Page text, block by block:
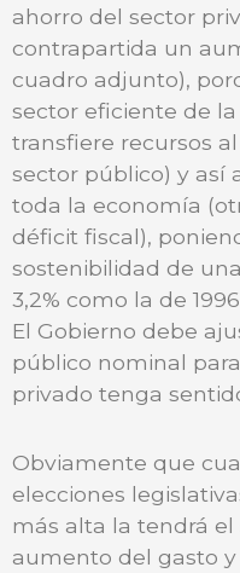
ahorro del sector
contrapartida un
cuadro adjunto),
sector eficiente de
transfiere recursos
sector público) y así
toda la economía
déficit fiscal),
sostenibilidad de
3,2% como la de
El Gobierno debe
público nominal
privado tenga
Obviamente que
elecciones
más alta la tendrá
aumento del gasto